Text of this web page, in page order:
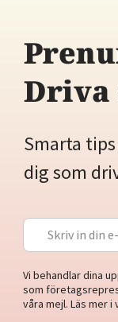
Driva
Smarta
dig som
Vi behandlar dina
som
våra mejl. Läs mer i